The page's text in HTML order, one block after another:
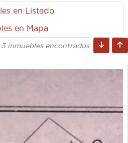
en Listado
en Mapa
3 inmuebles encontrados